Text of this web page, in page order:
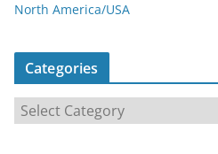
North America/USA
Categories
a